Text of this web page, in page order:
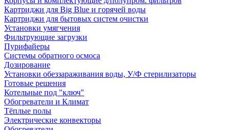
Картриджи для Big Blue и горячей воды
Картриджи для бытовых систем очистки
Установки умягчения
Фильтрующие загрузки
Пурифайеры
Системы обратного осмоса
Дозирование
Установки обеззараживания воды, У/Ф стерилизаторы
Готовые решения
Котельные под "ключ"
Обогреватели и Климат
Тёплые полы
Электрические конвекторы